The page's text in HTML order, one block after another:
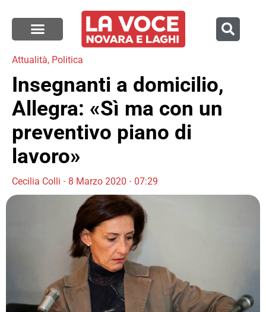
Attualità, Politica
Insegnanti a domicilio,
Allegra: «Sì ma con un
preventivo piano di
lavoro»
Cecilia Colli 8 Marzo 2020 07:29